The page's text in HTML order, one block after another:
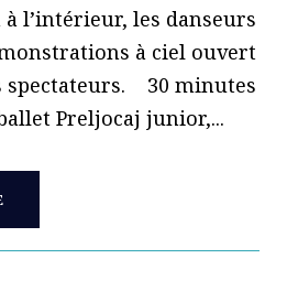
l’intérieur, les danseurs
à ciel ouvert
spectateurs. 30 minutes
Preljocaj junior,...